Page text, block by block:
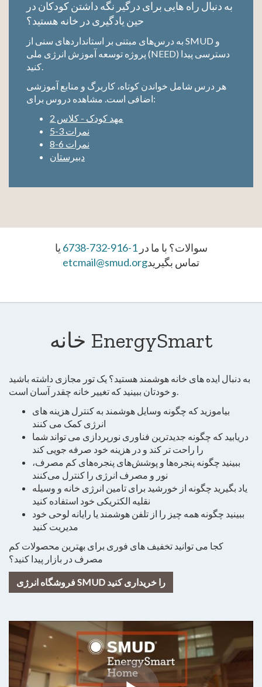
به دنبال راه هایی برای درگیر نگه داشتن کودکان در
حین یادگیری در خانه هستید؟
به درس‌های مبتنی بر استانداردهای سنی از SMUD و
پروژه توسعه آموزش انرژی ملی (NEED) دسترسی پیدا
کنید.
هر درس شامل خواندن کوتاه، کاربرگ و منابع آموزشی
اضافی است. مشاهده دروس برای:
مهد کودک - کلاس 2
نمرات 3-5
نمرات 6-8
دبیرستان
سوالات؟ با ما در1-916-732-6738
یا
etcmail@smud.orgتماس بگیرید
خانه EnergySmart
به دنبال ایده های خانه هوشمند هستید؟ یک تور مجازی داشته باشید
و خودتان ببینید که تغییر خانه چقدر آسان است.
بیاموزید که چگونه وسایل هوشمند به کنترل هزینه های
انرژی کمک می کنند
دریابید که چگونه جدیدترین فناوری نورپردازی می تواند شما
را راحت تر کند و در هزینه خود صرفه جویی کند
ببینید چگونه پنجره‌ها و پوشش‌های پنجره‌های کم مصرف،
نور و مصرف انرژی را کنترل می‌کنند
یاد بگیرید چگونه از خورشید برای تامین انرژی خانه و وسیله
نقلیه الکتریکی خود استفاده کنید
ببینید چگونه همه چیز را از تلفن هوشمند یا رایانه لوحی خود
مدیریت کنید
کجا می توانید تخفیف های فوری برای بهترین محصولات کم
مصرف در بازار پیدا کنید؟
فروشگاه انرژی SMUD را خریداری کنید